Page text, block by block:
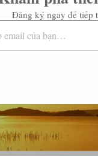
tướng CAND
Đăng ký ngay để tiếp